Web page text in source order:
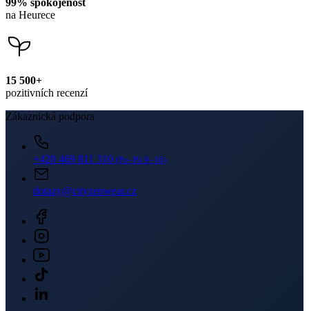
na Heurece
15 500+
pozitivních recenzí
Zákaznická podpora
+420 469 811 310 (Po–Pá 9–16)
dotazy@cityzenwear.cz